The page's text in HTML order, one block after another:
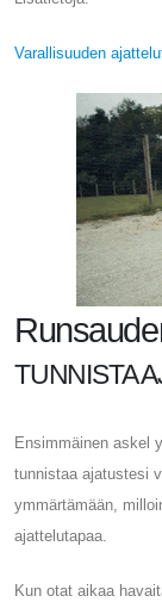
Varallisuuden
TUNNISTA
Ensimmäinen askel
tunnistaa ajatustesi
ymmärtämään,
ajattelutapaa.
Kun otat aikaa